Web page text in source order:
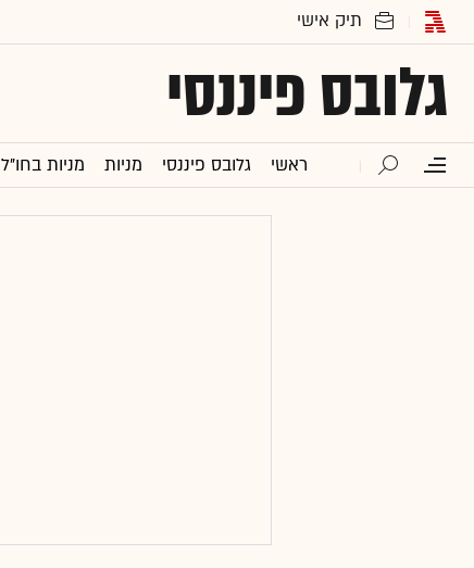
גלובס פיננסי
ראשי גלובס פיננסי מניות מניות בחו"ל